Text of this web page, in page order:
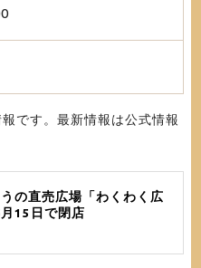
です。最新情報は公式情報
の直売広場「わくわく広
15日で閉店